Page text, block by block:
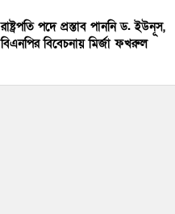
রাষ্ট্রপতি পদে প্রস্তাব পাননি ড. ইউনূস,
বিএনপির বিবেচনায় মির্জা ফখরুল